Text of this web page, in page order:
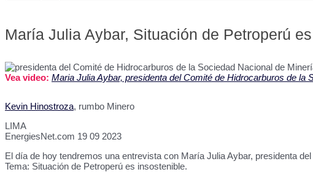
María Julia Aybar, Situación de Petroperú
Vea video: Maria Julia Aybar, presidenta del Comité de Hidrocarburos de
Kevin Hinostroza, rumbo Minero
LIMA
EnergiesNet.com 19 09 2023
El día de hoy tendremos una entrevista con María Julia Aybar, presidenta
Tema: Situación de Petroperú es insostenible.